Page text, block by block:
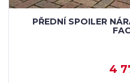
PŘEDNÍ SPOILER
4